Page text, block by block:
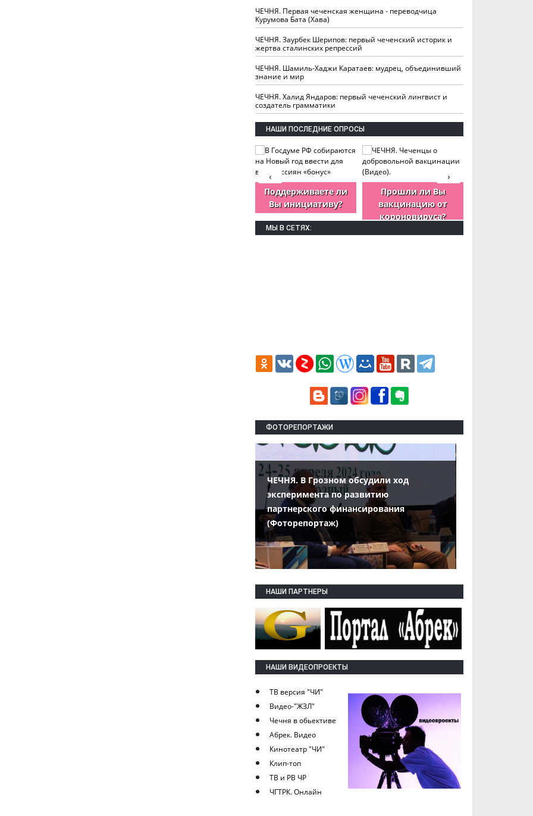
ЧЕЧНЯ. Первая чеченская женщина - переводчица
Курумова Бата (Хава)
ЧЕЧНЯ. Заурбек Шерипов: первый чеченский историк и
жертва сталинских репрессий
ЧЕЧНЯ. Шамиль-Хаджи Каратаев: мудрец, объединивший
знание и мир
ЧЕЧНЯ. Халид Яндаров: первый чеченский лингвист и
создатель грамматики
НАШИ ПОСЛЕДНИЕ ОПРОСЫ
Поддерживаете ли
Вы инициативу?
Прошли ли Вы
вакцинацию от
короновируса?
›
‹
МЫ В СЕТЯХ:
ФОТОРЕПОРТАЖИ
ЧЕЧНЯ. В Грозном обсудили ход
эксперимента по развитию
партнерского финансирования
(Фоторепортаж)
НАШИ ПАРТНЕРЫ
НАШИ ВИДЕОПРОЕКТЫ
ТВ версия "ЧИ"
Видео-"ЖЗЛ"
Чечня в обьективе
Абрек. Видео
Кинотеатр "ЧИ"
Клип-топ
ТВ и РВ ЧР
ЧГТРК. Онлайн